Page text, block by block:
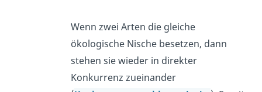
Wenn zwei Arten die gleiche
ökologische Nische besetzen, dann
stehen sie wieder in direkter
Konkurrenz zueinander